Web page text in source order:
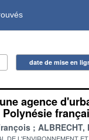
date de mise en
agence
ALBRECHT,
DE L'ENVIRONNEMENT